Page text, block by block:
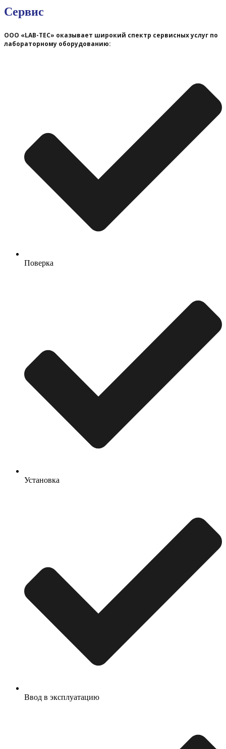
Сервис
ООО «LAB-TEC» оказывает широкий спектр сервисных услуг по
лабораторному оборудованию:
Поверка
Установка
Ввод в эксплуатацию